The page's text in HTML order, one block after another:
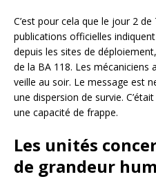
C’est pour cela que le jour 2
publications officielles indiquent
depuis les sites de
de la BA 118. Les mécaniciens
veille au soir. Le message est
une dispersion de survie.
une capacité de frappe.
Les unités
de grandeur